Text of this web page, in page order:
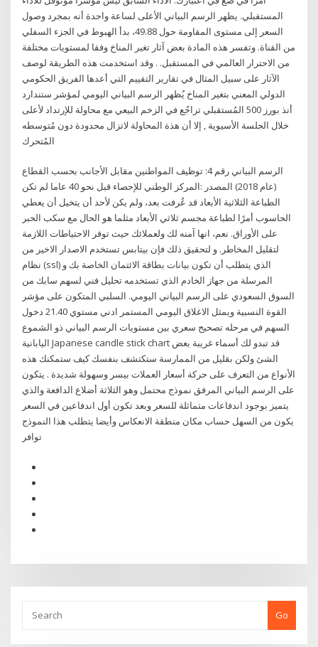
المستقبلي. يظهر الرسم البياني الأعلى لساعة واحدة أنه بمجرد وصول
السعر إلى مستوى المقاومة حول 49.88، بدأ الهبوط في الجزء السفلي
من القناة. وتفسر هذه المادة بعض آثار تغير المناخ وفقا لمستويات مختلفة
من الاحترار العالمي في المستقبل. . وقد استخدمت هذه الطريقة لوصف
الآثار على سبيل المثال في تقارير التقييم التي أعدها الفريق الحكومي
الدولي المعني بتغير المناخ يُظهر الرسم البياني اليومي لمؤشر ستندارد
أنذ بورز 500 المُستقبلي تراجُع في الزخم البيعي مع محاولة للإرتداد لأعلى
خلال الجلسة الأسيوية , إلا أن هذة المحاولة لاتزال محدودة دون مُتوسطه
المُتحرك
الرسم البياني رقم 4: توظيف المواطنين مقابل الأجانب بحسب القطاع
(عام 2018) المصدر :المركز الوطني للإحصاء قبل نحو 40 عاما لم تكن
الطباعة الثلاثية الأبعاد قد عُرفت بعد، ولم يكن لأحد أن يتخيل أن يعطي
الحاسوب أمرًا لطباعة مجسم ثلاثي الأبعاد مثلما هو الحال مع سكب الحبر
على الأوراق. نعم، انها آمنه لك ولعملائك حيث توفر الاحتياطات اللازمة
لتقليل المخاطر. و لتحقيق ذلك فإن بيتابس تستخدم الاصدار الاخير من
نظام (ssl) الذي يتطلب أن تكون بيانات بطاقة الائتمان الخاصة بك و
المرسلة من جهاز الخادم الذي تستخدمه تحليل فني لسهم سابك من
السوق السعودي على الرسم البياني اليومي. السلبي المتكون على مؤشر
القوة النسبية ويمثل الاغلاق اليومي المستمر ادني مستوي 21.40 دخول
السهم في مرحله تصحيح سعري بين مستويات الرسم البياني ذو الشموع
اليابانية Japanese candle stick chart قد تبدو لك أسماء غريبة بعض
الشئ ولكن بقليل من الممارسة ستكتشف بنفسك كيف ستمكنك هذه
الأنواع من التعرف على حركة أسعار العملات بيسر وسهولة شديدة . يتكون
على الرسم البياني المرفق نموذج محتمل وهو الثلاثة أضلاع الدافعة والذي
يتميز بوجود اندفاعات متماثلة للسعر وبعد تكون أول اندفاعين في السعر
يكون من السهل حساب مكان منطقة الانعكاس وأيضا يتطلب هذا النموذج
توافر
Go